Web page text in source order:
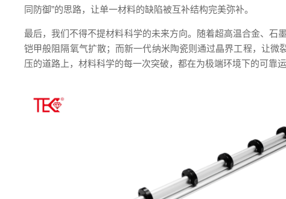
同防御”的思路，让单一材料的缺陷被互补结构完美弥补。
最后，我们不得不提材料科学的未来方向。随着超高温合金、石
铠甲般阻隔氧气扩散；而新一代纳米陶瓷则通过晶界工程，让
压的道路上，材料科学的每一次突破，都在为极端环境下的可靠运